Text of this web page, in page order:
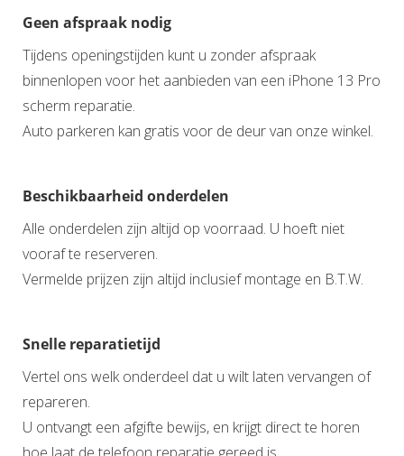
Geen afspraak nodig
Tijdens openingstijden kunt u zonder afspraak
binnenlopen voor het aanbieden van een iPhone 13 Pro
scherm reparatie.
Auto parkeren kan gratis voor de deur van onze winkel.
Beschikbaarheid onderdelen
Alle onderdelen zijn altijd op voorraad. U hoeft niet
vooraf te reserveren.
Vermelde prijzen zijn altijd inclusief montage en B.T.W.
Snelle reparatietijd
Vertel ons welk onderdeel dat u wilt laten vervangen of
repareren.
U ontvangt een afgifte bewijs, en krijgt direct te horen